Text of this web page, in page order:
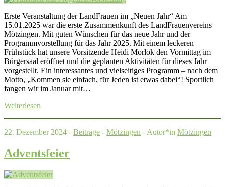
Erste Veranstaltung der LandFrauen im „Neuen Jahr“ Am
15.01.2025 war die erste Zusammenkunft des LandFrauenvereins
Mötzingen. Mit guten Wünschen für das neue Jahr und der
Programmvorstellung für das Jahr 2025. Mit einem leckeren
Frühstück hat unsere Vorsitzende Heidi Morlok den Vormittag im
Bürgersaal eröffnet und die geplanten Aktivitäten für dieses Jahr
vorgestellt. Ein interessantes und vielseitiges Programm – nach dem
Motto, „Kommen sie einfach, für Jeden ist etwas dabei“! Sportlich
fangen wir im Januar mit…
Weiterlesen
22. Dezember 2024 - Beiträge - Mötzingen - Autor*in Mötzingen
Adventsfeier